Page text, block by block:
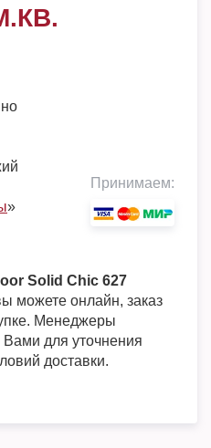
»
Принимаем:
Solid Chic 627
можете онлайн, заказ
Менеджеры
для уточнения
доставки.